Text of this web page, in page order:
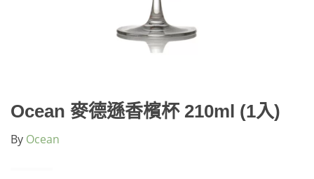
Ocean 麥德遜香檳杯 210ml (1入)
By Ocean